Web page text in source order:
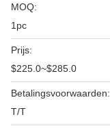
MOQ:
1pc
Prijs:
$225.0~$285.0
Betalingsvoorwaarden:
T/T